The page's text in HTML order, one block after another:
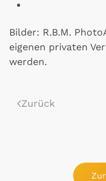
Bilder: R.B.M.
eigenen privaten
werden.
Zurück